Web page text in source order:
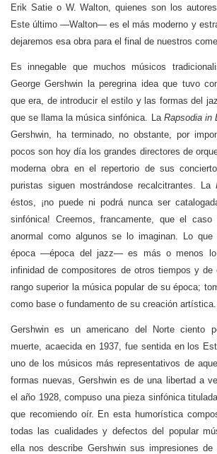
Erik Satie o W. Walton, quienes son los
Este último —Walton— es el más moderno y
dejaremos esa obra para el final de nuestros
Es innegable que muchos músicos
George Gershwin la peregrina idea que tuvo
que era, de introducir el estilo y las formas del
que se llama la música sinfónica. La Rapsodia in
Gershwin, ha terminado, no obstante, por
pocos son hoy día los grandes directores de
moderna obra en el repertorio de sus
puristas siguen mostrándose recalcitrantes. La
éstos, ¡no puede ni podrá nunca ser
sinfónica! Creemos, francamente, que el
anormal como algunos se lo imaginan. Lo
época —época del jazz— es más o menos lo
infinidad de compositores de otros tiempos y
rango superior la música popular de su época;
como base o fundamento de su creación artística.
Gershwin es un americano del Norte ciento
muerte, acaecida en 1937, fue sentida en los
uno de los músicos más representativos de
formas nuevas, Gershwin es de una libertad a
el año 1928, compuso una pieza sinfónica
que recomiendo oír. En esta humorística
todas las cualidades y defectos del popular
ella nos describe Gershwin sus impresiones